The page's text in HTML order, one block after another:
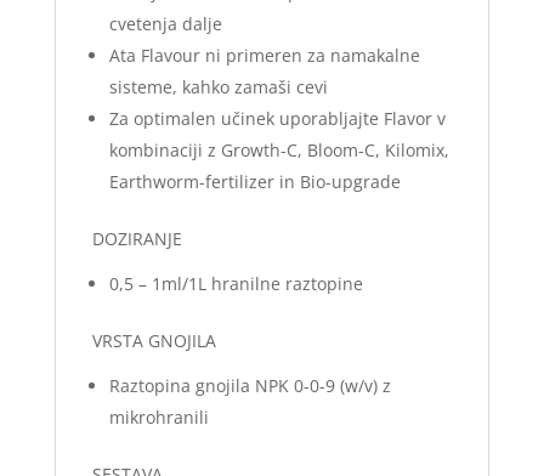
cvetenja dalje
Ata Flavour ni primeren za namakalne
sisteme, kahko zamaši cevi
Za optimalen učinek uporabljajte Flavor v
kombinaciji z Growth-C, Bloom-C, Kilomix,
Earthworm-fertilizer in Bio-upgrade
DOZIRANJE
0,5 – 1ml/1L hranilne raztopine
VRSTA GNOJILA
Raztopina gnojila NPK 0-0-9 (w/v) z
mikrohranili